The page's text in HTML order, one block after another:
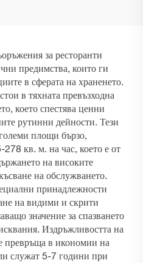
за ресторанти
предимства, които ги
в сферата на храненето.
в тяхната превъзходна
което спестява ценни
рутинни дейности. Тези
площи бързо,
кв. м. на час, което е от
на високите
на обслужването.
принадлежности
на видими и скрити
значение за спазването
Издръжливостта на
превръща в икономии на
служат 5-7 години при